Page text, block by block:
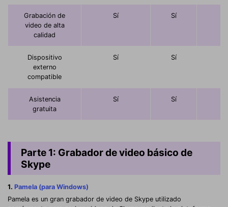
Grabación de
video de alta
calidad
Sí Sí
Dispositivo
externo
compatible
Sí Sí
Asistencia
gratuita
Sí Sí
Parte 1: Grabador de video básico de
Skype
1. Pamela (para Windows)
Pamela es un gran grabador de video de Skype utilizado